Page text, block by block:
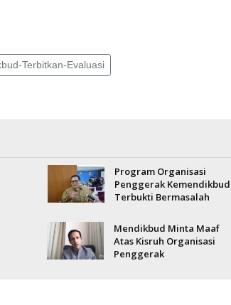
Terbitkan-Evaluasi
Program Organisasi
Penggerak Kemendikbud
Terbukti Bermasalah
Mendikbud Minta Maaf
Atas Kisruh Organisasi
Penggerak